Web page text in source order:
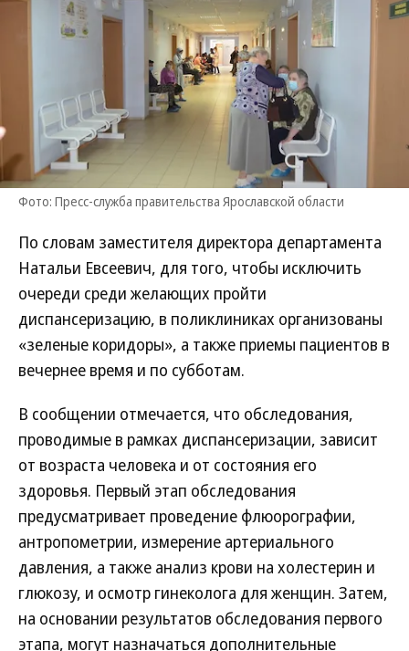
Фото: Пресс-служба правительства Ярославской области
По словам заместителя директора департамента
Натальи Евсеевич, для того, чтобы исключить
очереди среди желающих пройти
диспансеризацию, в поликлиниках организованы
«зеленые коридоры», а также приемы пациентов в
вечернее время и по субботам.
В сообщении отмечается, что обследования,
проводимые в рамках диспансеризации, зависит
от возраста человека и от состояния его
здоровья. Первый этап обследования
предусматривает проведение флюорографии,
антропометрии, измерение артериального
давления, а также анализ крови на холестерин и
глюкозу, и осмотр гинеколога для женщин. Затем,
на основании результатов обследования первого
этапа, могут назначаться дополнительные